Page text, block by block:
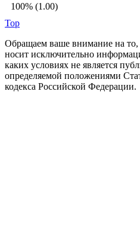
100% (1.00)
Top
Обращаем ваше внимание на то,
носит исключительно
каких условиях не является
определяемой положениями
кодекса Российской Федерации.